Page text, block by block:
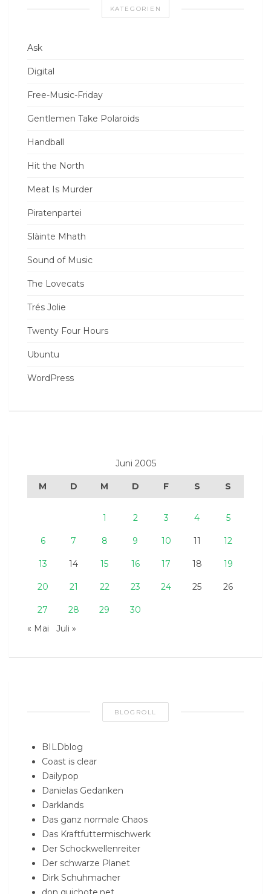
KATEGORIEN
Ask
Digital
Free-Music-Friday
Gentlemen Take Polaroids
Handball
Hit the North
Meat Is Murder
Piratenpartei
Slàinte Mhath
Sound of Music
The Lovecats
Trés Jolie
Twenty Four Hours
Ubuntu
WordPress
Juni 2005
M D M D F S S
1 2 3 4 5
6 7 8 9 10 11 12
13 14 15 16 17 18 19
20 21 22 23 24 25 26
27 28 29
30
« Mai
Juli »
BLOGROLL
BILDblog
Coast is clear
Dailypop
Danielas Gedanken
Darklands
Das ganz normale Chaos
Das Kraftfuttermischwerk
Der Schockwellenreiter
Der schwarze Planet
Dirk Schuhmacher